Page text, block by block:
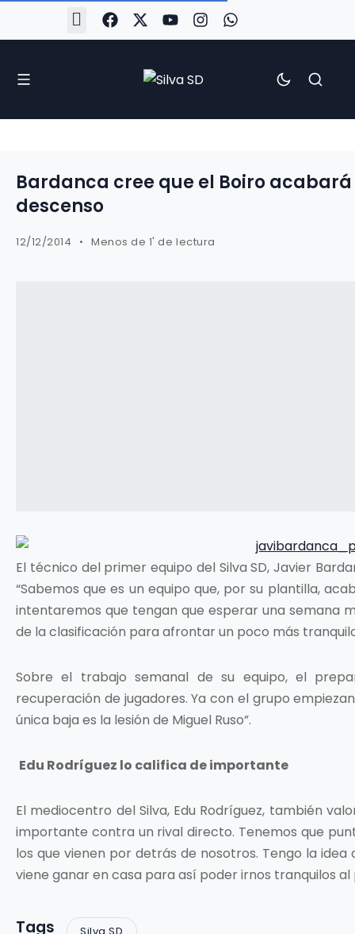
Bardanca cree que el Boiro
descenso
12/12/2014 Menos de 1' de lectura
El técnico del primer equipo del Silva SD, Javier
“Sabemos que es un equipo que, por su plantilla,
intentaremos que tengan que esperar una semana
de la clasificación para afrontar un poco más
Sobre el trabajo semanal de su equipo, el
recuperación de jugadores. Ya con el grupo
única baja es la lesión de Miguel Ruso”.
Edu Rodríguez lo califica de importante
El mediocentro del Silva, Edu Rodríguez, también
importante contra un rival directo. Tenemos que
los que vienen por detrás de nosotros. Tengo la
viene ganar en casa para así poder irnos tranquilos al
Tags Silva SD